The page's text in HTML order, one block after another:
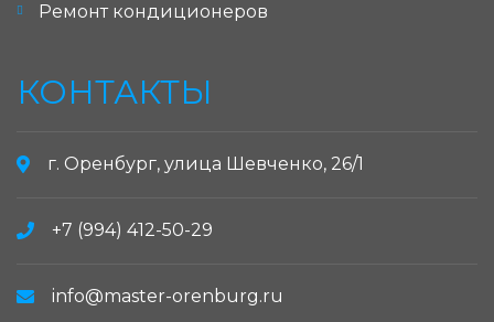
Ремонт кондиционеров
КОНТАКТЫ
г. Оренбург, улица Шевченко, 26/1
+7 (994) 412-50-29
info@master-orenburg.ru